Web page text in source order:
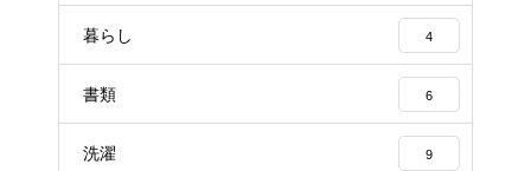
暮らし 4
書類 6
洗濯 9